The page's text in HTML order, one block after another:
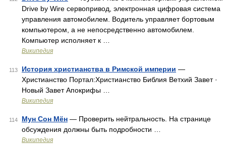
Drive by Wire сервопривод, электронная цифровая система
управления автомобилем. Водитель управляет бортовым
компьютером, а не непосредственно автомобилем.
Компьютер исполняет к …
Википедия
113 История христианства в Римской империи —
Христианство Портал:Христианство Библия Ветхий Завет ·
Новый Завет Апокрифы …
Википедия
114 Мун Сон Мён — Проверить нейтральность. На странице
обсуждения должны быть подробности …
Википедия